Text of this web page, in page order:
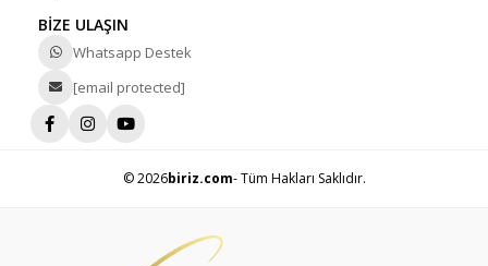
BİZE ULAŞIN
Whatsapp Destek
[email protected]
© 2026biriz.com- Tüm Hakları Saklıdır.